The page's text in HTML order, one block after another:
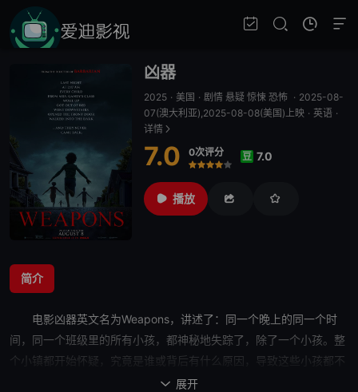
凶器
2025 · 美国 · 剧情 悬疑 惊悚 恐怖 · 2025-08-
07(澳大利亚),2025-08-08(美国)上映 · 英语 ·
详情
7.0 0次评分
很差
较差
还行推荐力荐
豆 7.0
播放
简介
电影凶器英文名为Weapons，讲述了：同一个晚上的同一个时
间，同一个班级里的所有小孩，都神秘地失踪了，除了一个小孩。整
个小镇都开始怀疑 ，究竟是谁或背后有什么原因，导致这些小孩都不
 展开